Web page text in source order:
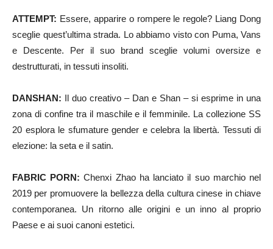
ATTEMPT: Essere, apparire o rompere le regole? Liang Dong
sceglie quest’ultima strada. Lo abbiamo visto con Puma, Vans
e Descente. Per il suo brand sceglie volumi oversize e
destrutturati, in tessuti insoliti.
DANSHAN: Il duo creativo – Dan e Shan – si esprime in una
zona di confine tra il maschile e il femminile. La collezione SS
20 esplora le sfumature gender e celebra la libertà. Tessuti di
elezione: la seta e il satin.
FABRIC PORN:Chenxi Zhao ha lanciato il suo marchio nel
2019 per promuovere la bellezza della cultura cinese in chiave
contemporanea. Un ritorno alle origini e un inno al proprio
Paese e ai suoi canoni estetici.